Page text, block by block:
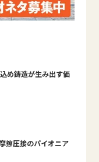
め鋳造が生み出す価
擦圧接のパイオニア